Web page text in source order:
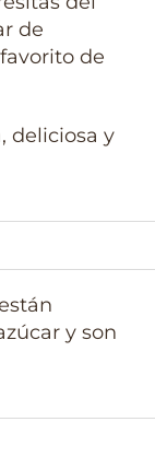
de
de
deliciosa y
y son